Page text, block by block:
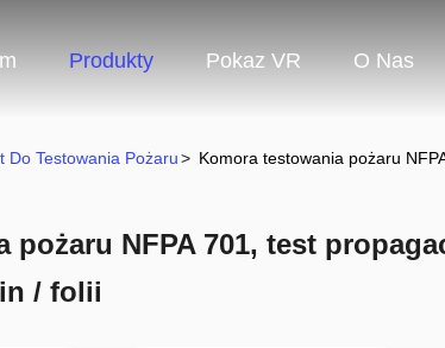
Produkty Pokaz VR O Nas
Do Testowania Pożaru> Komora testowania pożaru
pożaru NFPA 701, test
/ folii